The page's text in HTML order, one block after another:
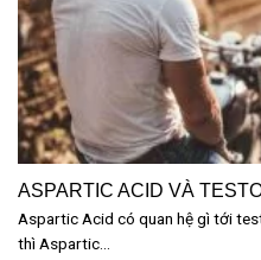
ASPARTIC ACID VÀ
Aspartic Acid có quan hệ gì tới
thì Aspartic...